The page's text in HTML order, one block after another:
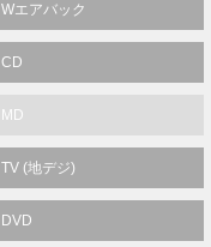
Wエアバック
CD
MD
TV (地デジ)
DVD